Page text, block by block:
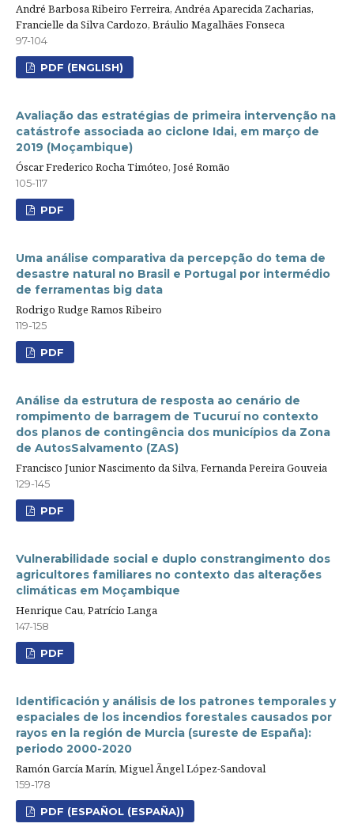
André Barbosa Ribeiro Ferreira, Andréa Aparecida Zacharias,
Francielle da Silva Cardozo, Bráulio Magalhães Fonseca
97-104
PDF (ENGLISH)
Avaliação das estratégias de primeira intervenção na
catástrofe associada ao ciclone Idai, em março de
2019 (Moçambique)
Óscar Frederico Rocha Timóteo, José Romão
105-117
PDF
Uma análise comparativa da percepção do tema de
desastre natural no Brasil e Portugal por intermédio
de ferramentas big data
Rodrigo Rudge Ramos Ribeiro
119-125
PDF
Análise da estrutura de resposta ao cenário de
rompimento de barragem de Tucuruí no contexto
dos planos de contingência dos municípios da Zona
de AutosSalvamento (ZAS)
Francisco Junior Nascimento da Silva, Fernanda Pereira Gouveia
129-145
PDF
Vulnerabilidade social e duplo constrangimento dos
agricultores familiares no contexto das alterações
climáticas em Moçambique
Henrique Cau, Patrício Langa
147-158
PDF
Identificación y análisis de los patrones temporales y
espaciales de los incendios forestales causados por
rayos en la región de Murcia (sureste de España):
periodo 2000-2020
Ramón García Marín, Miguel Ãngel López-Sandoval
159-178
PDF (ESPAÑOL (ESPAÑA))